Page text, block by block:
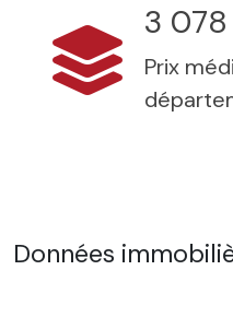
3
Prix
Données